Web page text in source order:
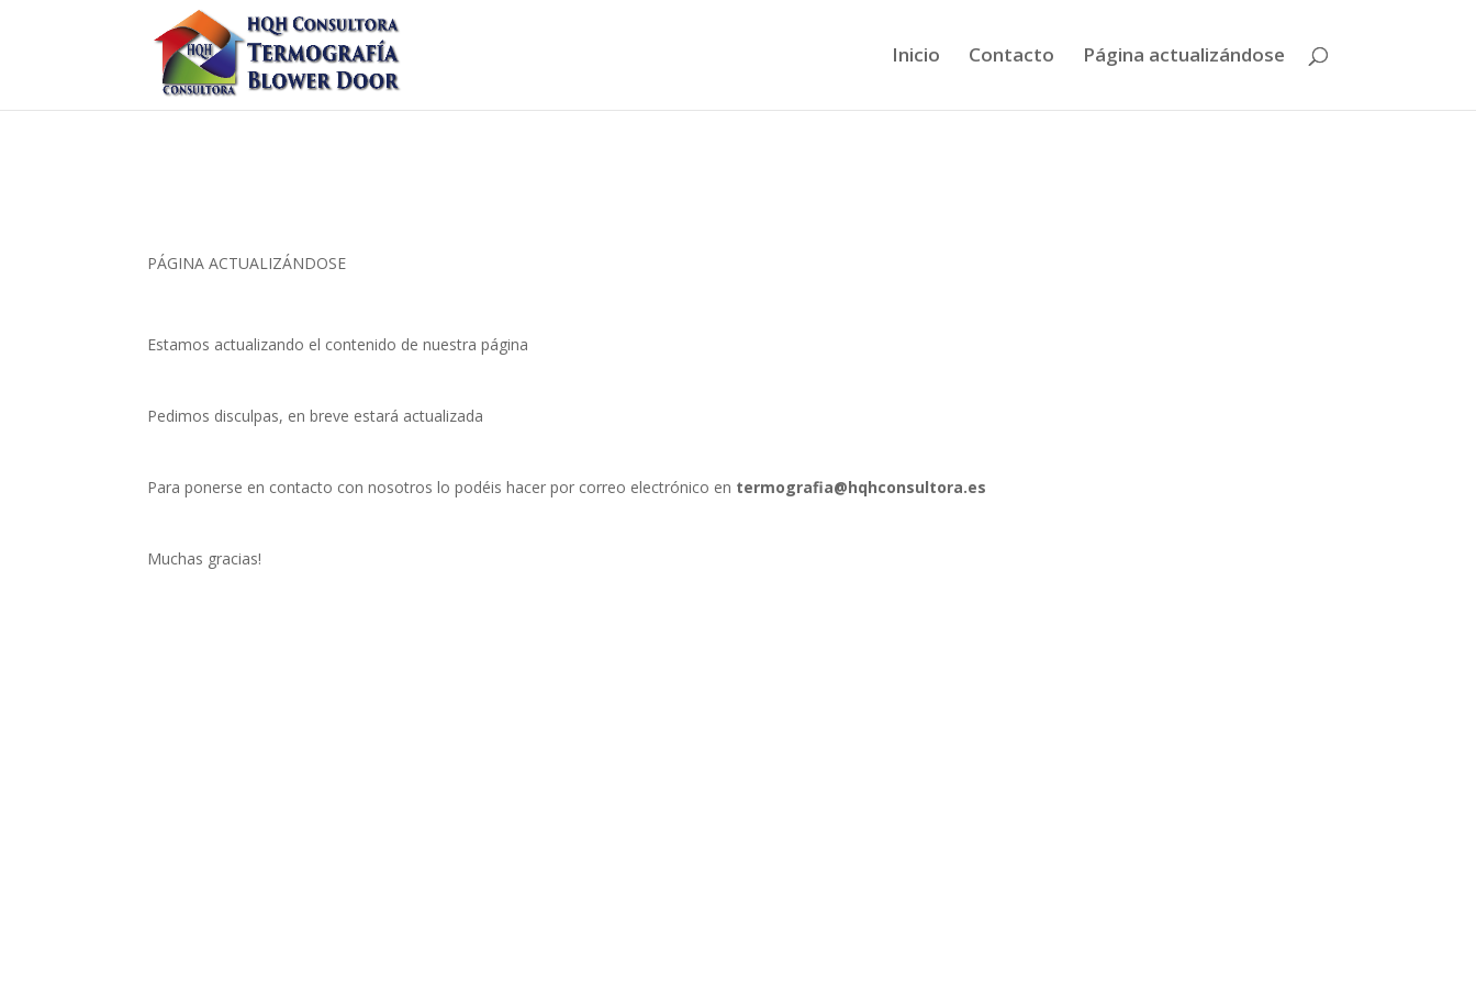
Inicio Contacto Página actualizándose
PÁGINA ACTUALIZÁNDOSE
Estamos actualizando el contenido de nuestra página
Pedimos disculpas, en breve estará actualizada
Para ponerse en contacto con nosotros lo podéis hacer por correo electrónico en termografia@hqhconsultora.es
Muchas gracias!